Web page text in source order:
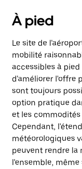
À pied
Le site de
mobilité
accessibles à
d'améliorer l'offre
sont toujours
option pratique
et les
Cependant,
météorologiques
peuvent rendre la
l'ensemble,